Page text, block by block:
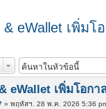
& eWallet เพิ่ม
eWallet เพิ่มโอก
» พฤหัสฯ. 28 พ.ค. 2026 5:36